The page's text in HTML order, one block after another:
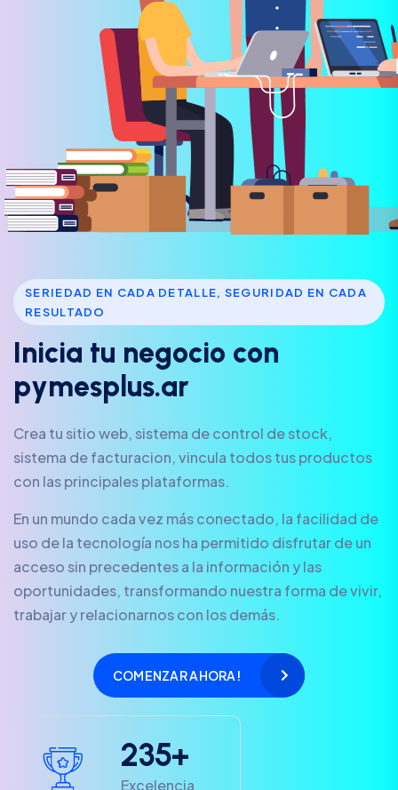
SERIEDAD EN CADA DETALLE, SEGURIDAD EN CADA
RESULTADO
Inicia tu negocio con
pymesp us.ar
Crea tu sitio web, sistema de control de stock,
sistema de facturacion, vincula todos tus productos
con las principales plataformas.
En un mundo cada vez más conectado, la facilidad de
uso de la tecnología nos ha permitido disfrutar de un
acceso sin precedentes a la información y las
oportunidades, transformando nuestra forma de vivir,
trabajar y relacionarnos con los demás.
COMENZAR AHORA!
235+
Excelencia